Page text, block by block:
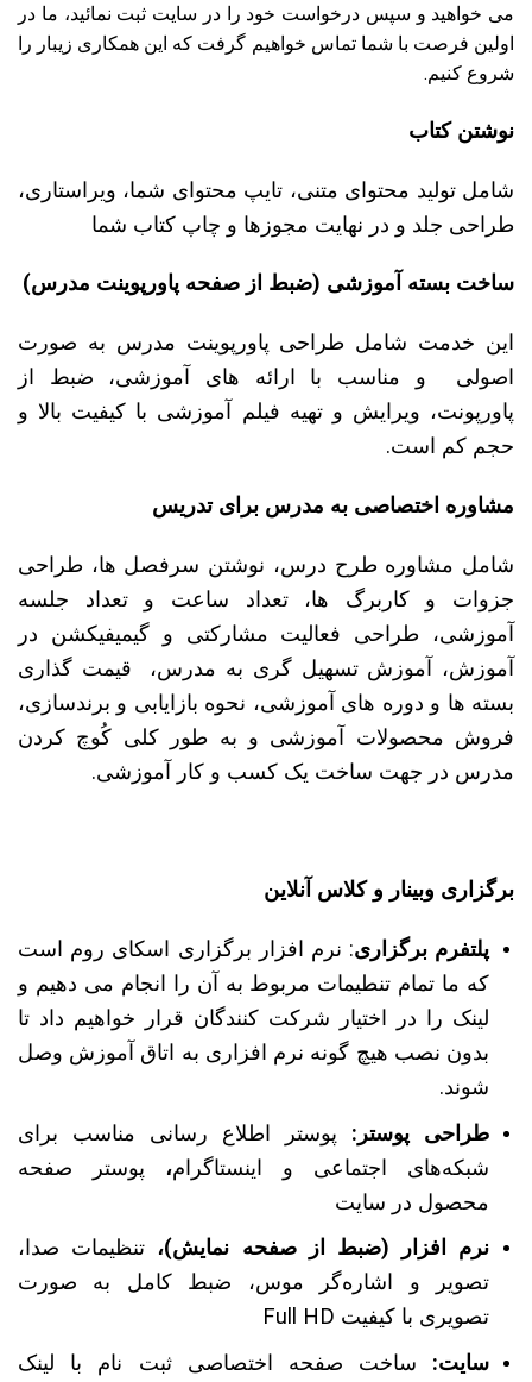
می خواهید و سپس درخواست خود را در سایت ثبت نمائید، ما در
اولین فرصت با شما تماس خواهیم گرفت که این همکاری زیبار را
شروع کنیم.
نوشتن کتاب
شامل تولید محتوای متنی، تایپ محتوای شما، ویراستاری،
طراحی جلد و در نهایت مجوزها و چاپ کتاب شما
ساخت بسته آموزشی (ضبط از صفحه پاورپوینت مدرس)
این خدمت شامل طراحی پاورپوینت مدرس به صورت
اصولی و مناسب با ارائه های آموزشی، ضبط از
پاورپونت، ویرایش و تهیه فیلم آموزشی با کیفیت بالا و
حجم کم است.
مشاوره اختصاصی به مدرس برای تدریس
شامل مشاوره طرح درس، نوشتن سرفصل ها، طراحی
جزوات و کاربرگ ها، تعداد ساعت و تعداد جلسه
آموزشی، طراحی فعالیت مشارکتی و گیمیفیکشن در
آموزش، آموزش تسهیل گری به مدرس، قیمت گذاری
بسته ها و دوره های آموزشی، نحوه بازایابی و برندسازی،
فروش محصولات آموزشی و به طور کلی کُوچ کردن
مدرس در جهت ساخت یک کسب و کار آموزشی.
برگزاری وبینار و کلاس آنلاین
پلتفرم برگزاری: نرم افزار برگزاری اسکای روم است
که ما تمام تنطیمات مربوط به آن را انجام می دهیم و
لینک را در اختیار شرکت کنندگان قرار خواهیم داد تا
بدون نصب هیچ گونه نرم افزاری به اتاق آموزش وصل
شوند.
طراحی پوستر: پوستر اطلاع رسانی مناسب برای
شبکه‌های اجتماعی و اینستاگرام، پوستر صفحه
محصول در سایت
نرم افزار (ضبط از صفحه نمایش)، تنظیمات صدا،
تصویر و اشاره‌گر موس، ضبط کامل به صورت
تصویری با کیفیت Full HD
سایت: ساخت صفحه اختصاصی ثبت نام با لینک